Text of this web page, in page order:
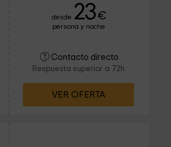
desde 23€
persona y noche
Contacto directo
Respuesta superior a 72h
VER OFERTA